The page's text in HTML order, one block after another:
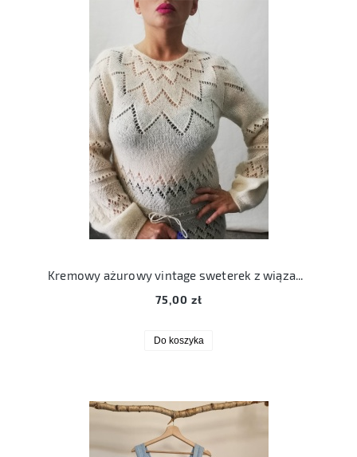
Kremowy ażurowy vintage sweterek z wiązaniem S
75,00 zł
Do koszyka